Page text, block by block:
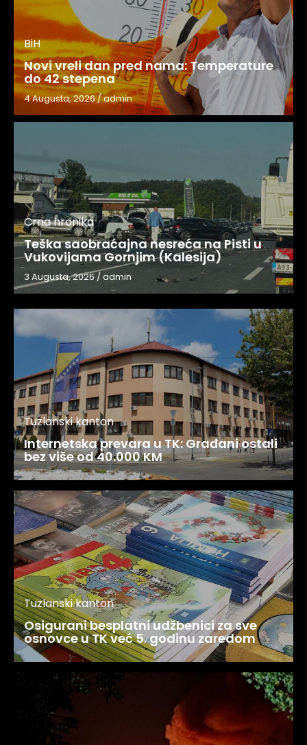
BiH
Novi vreli dan pred nama: Temperature
do 42 stepena
4 Augusta, 2026/admin
Crna hronika
Teška saobraćajna nesreća na Pisti u
Vukovijama Gornjim (Kalesija)
3 Augusta, 2026/admin
Tuzlanski kanton
Internetska prevara u TK: Građani ostali
bez više od 40.000 KM
Tuzlanski kanton
Osigurani besplatni udžbenici za sve
osnovce u TK već 5. godinu zaredom